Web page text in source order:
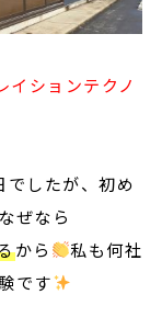
イションテクノ
でしたが、初め
ぜなら
から
私も何社
です